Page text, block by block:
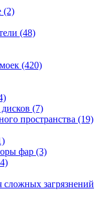
(2)
(48)
(420)
(7)
пространства (19)
фар (3)
сложных загрязнений